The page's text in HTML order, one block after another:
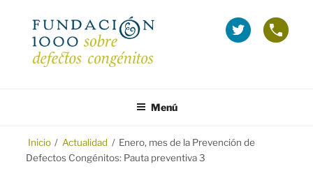
contenido
La
Fundación
en
Menú
Inicio / Actualidad / Enero, mes de la Prevención de
Defectos Congénitos: Pauta preventiva 3